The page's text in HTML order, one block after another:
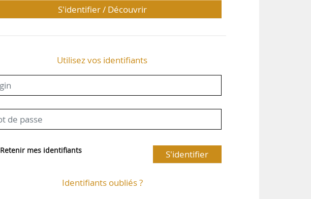
S'identifier / Découvrir
Utilisez vos identifiants
Retenir mes identifiants S'identifier
Identifiants oubliés ?